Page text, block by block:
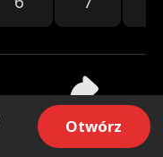
Udostępnij
Otwórz